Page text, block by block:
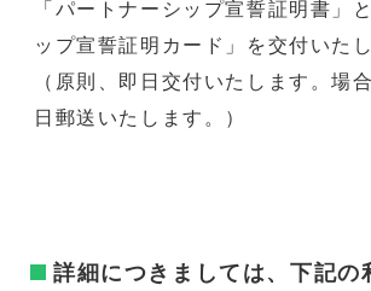
「パートナーシップ宣誓証明書」
ップ宣誓証明カード」を交付いたし
（原則、即日交付いたします。場
日郵送いたします。）
詳細につきましては、下記の